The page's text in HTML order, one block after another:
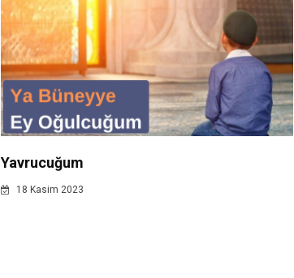
Yavrucuğum
18 Kasim 2023